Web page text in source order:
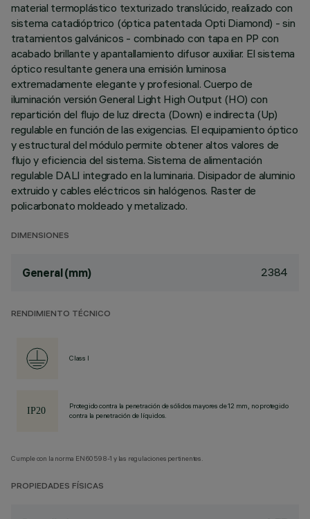
material termoplástico texturizado translúcido, realizado con
sistema catadióptrico (óptica patentada Opti Diamond) - sin
tratamientos galvánicos - combinado con tapa en PP con
acabado brillante y apantallamiento difusor auxiliar. El sistema
óptico resultante genera una emisión luminosa
extremadamente elegante y profesional. Cuerpo de
iluminación versión General Light High Output (HO) con
repartición del flujo de luz directa (Down) e indirecta (Up)
regulable en función de las exigencias. El equipamiento óptico
y estructural del módulo permite obtener altos valores de
flujo y eficiencia del sistema. Sistema de alimentación
regulable DALI integrado en la luminaria. Disipador de aluminio
extruido y cables eléctricos sin halógenos. Raster de
policarbonato moldeado y metalizado.
DIMENSIONES
General (mm) 2384
RENDIMIENTO TÉCNICO
Class I
Protegido contra la penetración de sólidos mayores de 12 mm, no protegido
contra la penetración de líquidos.
Cumple con la norma EN60598-1 y las regulaciones pertinentes.
PROPIEDADES FÍSICAS